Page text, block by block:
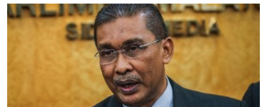
tahun 1996 tersebar surat layang...